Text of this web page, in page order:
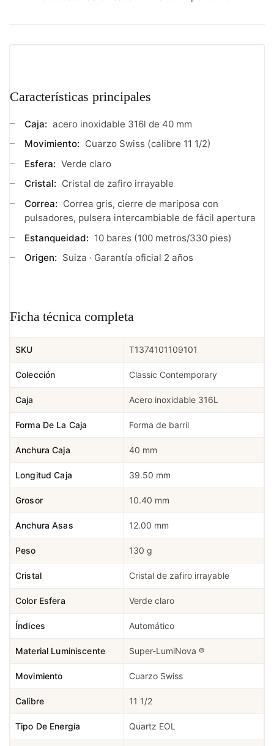
Características principales
Caja: acero inoxidable 316l de 40 mm
Movimiento: Cuarzo Swiss (calibre 11 1/2)
Esfera: Verde claro
Cristal: Cristal de zafiro irrayable
Correa: Correa gris, cierre de mariposa con
pulsadores, pulsera intercambiable de fácil apertura
Estanqueidad: 10 bares (100 metros/330 pies)
Origen: Suiza · Garantía oficial 2 años
Ficha técnica completa
SKU T1374101109101
Colección Classic Contemporary
Caja Acero inoxidable 316L
Forma De La Caja Forma de barril
Anchura Caja 40 mm
Longitud Caja 39.50 mm
Grosor 10.40 mm
Anchura Asas 12.00 mm
Peso 130 g
Cristal Cristal de zafiro irrayable
Color Esfera Verde claro
Índices Automático
Material Luminiscente Super-LumiNova ®
Movimiento Cuarzo Swiss
Calibre 11 1/2
Tipo De Energía Quartz EOL